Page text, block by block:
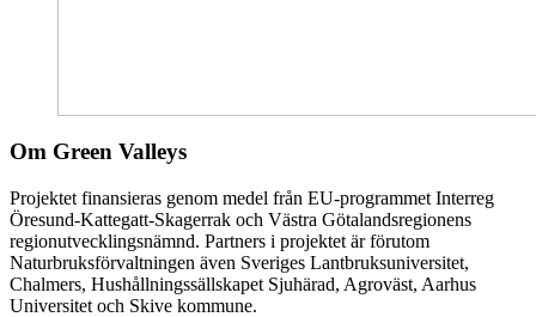
Om Green Valleys
Projektet finansieras genom medel från EU-programmet Interreg
Öresund-Kattegatt-Skagerrak och Västra Götalandsregionens
regionutvecklingsnämnd. Partners i projektet är förutom
Naturbruksförvaltningen även Sveriges Lantbruksuniversitet,
Chalmers, Hushållningssällskapet Sjuhärad, Agroväst, Aarhus
Universitet och Skive kommune.